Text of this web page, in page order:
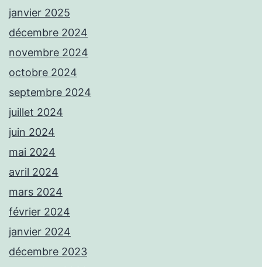
janvier 2025
décembre 2024
novembre 2024
octobre 2024
septembre 2024
juillet 2024
juin 2024
mai 2024
avril 2024
mars 2024
février 2024
janvier 2024
décembre 2023